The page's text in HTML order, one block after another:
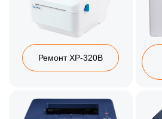
Ремонт XP-320B